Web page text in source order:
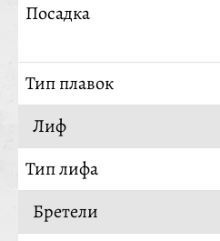
Посадка
Тип плавок
Лиф
Тип лифа
Бретели